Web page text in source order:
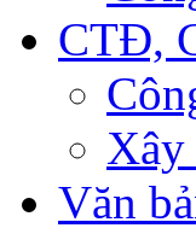
CTĐ,
Xây
Văn